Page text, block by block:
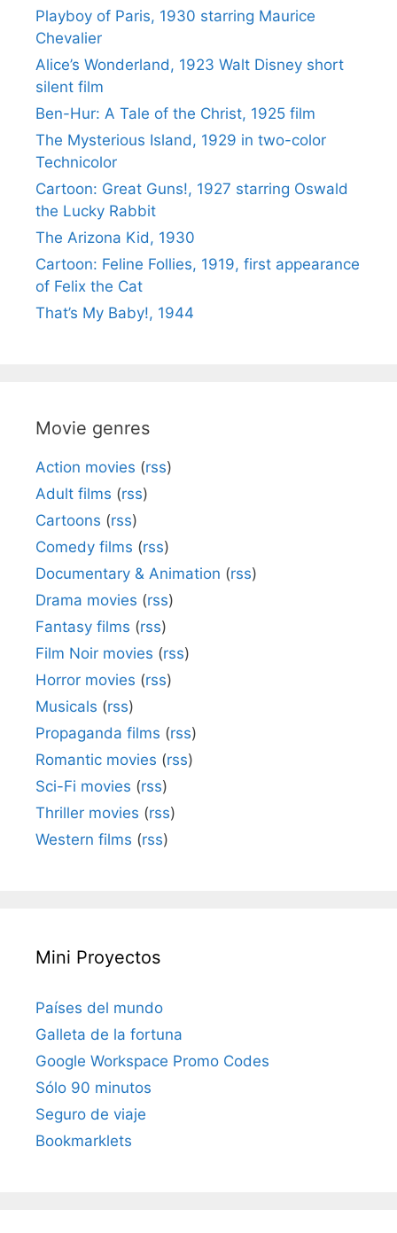
Playboy of Paris, 1930 starring Maurice
Chevalier
Alice’s Wonderland, 1923 Walt Disney short
silent film
Ben-Hur: A Tale of the Christ, 1925 film
The Mysterious Island, 1929 in two-color
Technicolor
Cartoon: Great Guns!, 1927 starring Oswald
the Lucky Rabbit
The Arizona Kid, 1930
Cartoon: Feline Follies, 1919, first appearance
of Felix the Cat
That’s My Baby!, 1944
Movie genres
Action movies (rss)
Adult films (rss)
Cartoons (rss)
Comedy films (rss)
Documentary & Animation (rss)
Drama movies (rss)
Fantasy films (rss)
Film Noir movies (rss)
Horror movies (rss)
Musicals (rss)
Propaganda films (rss)
Romantic movies (rss)
Sci-Fi movies (rss)
Thriller movies (rss)
Western films (rss)
Mini Proyectos
Países del mundo
Galleta de la fortuna
Google Workspace Promo Codes
Sólo 90 minutos
Seguro de viaje
Bookmarklets